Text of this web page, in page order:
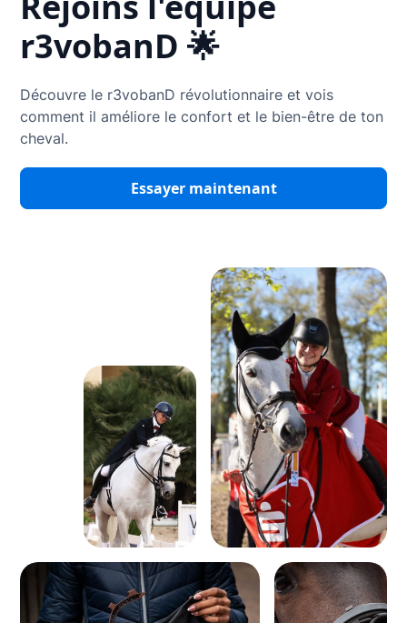
r3vobanD 🌟
Découvre le r3vobanD révolutionnaire et vois
comment il améliore le confort et le bien-être de ton
cheval.
Essayer maintenant